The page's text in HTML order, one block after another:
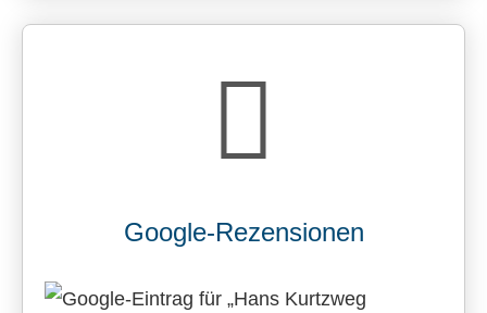
Google-Rezensionen